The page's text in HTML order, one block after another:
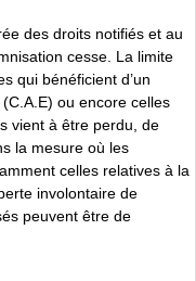
des droits notifiés et au
cesse. La limite
qui bénéficient d’un
ou encore celles
vient à être perdu, de
la mesure où les
celles relatives à la
involontaire de
peuvent être de